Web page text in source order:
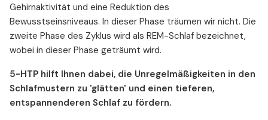
Gehirnaktivität und eine Reduktion des
Bewusstseinsniveaus. In dieser Phase träumen wir nicht. Die
zweite Phase des Zyklus wird als REM-Schlaf bezeichnet,
wobei in dieser Phase geträumt wird.
5-HTP hilft Ihnen dabei, die Unregelmäßigkeiten in den
Schlafmustern zu 'glätten' und einen tieferen,
entspannenderen Schlaf zu fördern.